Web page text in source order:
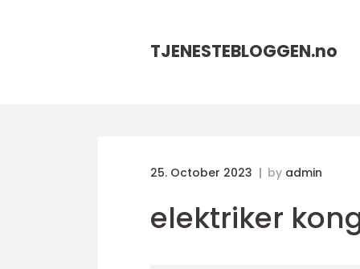
TJENESTEBLOGGEN.no
25. October 2023 by admin
elektriker